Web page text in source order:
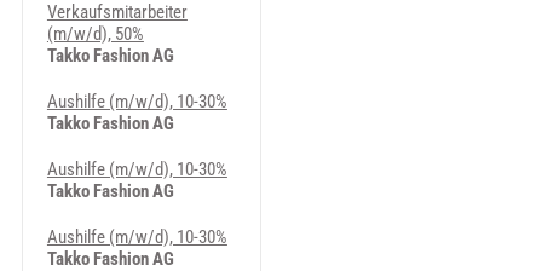
Verkaufsmitarbeiter
(m/w/d), 50%
Takko Fashion AG
Aushilfe (m/w/d), 10-30%
Takko Fashion AG
Aushilfe (m/w/d), 10-30%
Takko Fashion AG
Aushilfe (m/w/d), 10-30%
Takko Fashion AG